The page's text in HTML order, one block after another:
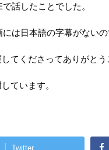
話したことでした。
には日本語の字幕がない
てくださってありがとう
ています。
Twitter